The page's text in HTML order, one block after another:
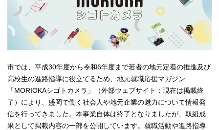
市では、平成30年度から令和6年度まで若者の地元定着の推進及び
高校生の進路指導に役立てるため、地元就職応援マガジン
「MORIOKAシゴトカメラ」（外部ウェブサイト：現在は掲載終
了）により、盛岡で働く社会人や地元企業の魅力について情報発
信を行ってきました。本事業自体は終了となりましたが、取組成
果として掲載内容の一部を公開しています。就職活動や進路指導